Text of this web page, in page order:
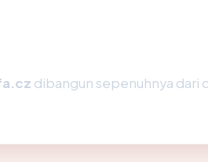
dibangun sepenuhnya dari